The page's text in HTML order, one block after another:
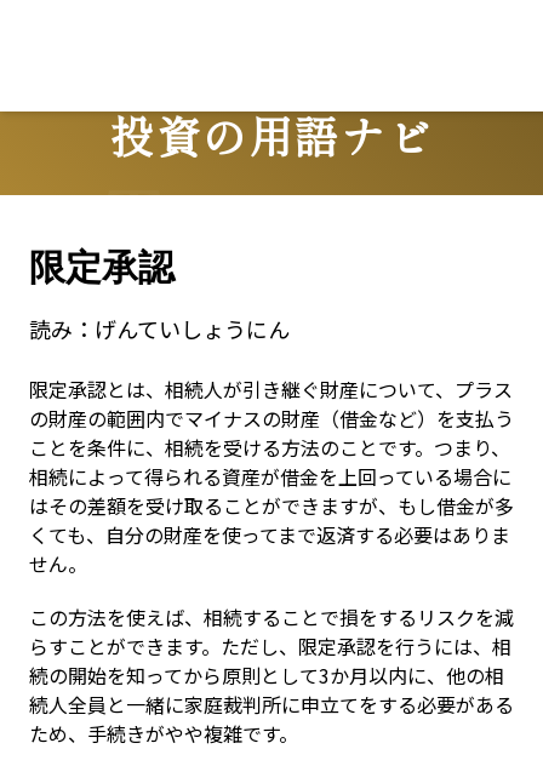
投資の用語ナビ
Terms
限定承認
読み： げんていしょうにん
限定承認とは、相続人が引き継ぐ財産について、プラス
の財産の範囲内でマイナスの財産（借金など）を支払う
ことを条件に、相続を受ける方法のことです。つまり、
相続によって得られる資産が借金を上回っている場合に
はその差額を受け取ることができますが、もし借金が多
くても、自分の財産を使ってまで返済する必要はありま
せん。
この方法を使えば、相続することで損をするリスクを減
らすことができます。ただし、限定承認を行うには、相
続の開始を知ってから原則として3か月以内に、他の相
続人全員と一緒に家庭裁判所に申立てをする必要がある
ため、手続きがやや複雑です。